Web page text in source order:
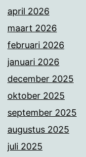
april 2026
maart 2026
februari 2026
januari 2026
december 2025
oktober 2025
september 2025
augustus 2025
juli 2025